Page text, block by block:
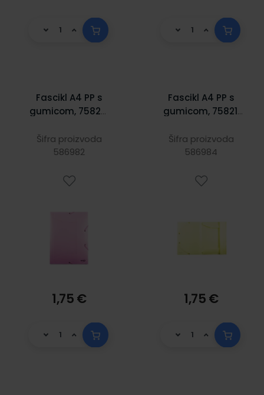
Fascikl A4 PP s
gumicom, 75820,
Šifra proizvoda
586982
1,75 €
Fascikl A4 PP s
gumicom, 75821,
Šifra proizvoda
586984
1,75 €